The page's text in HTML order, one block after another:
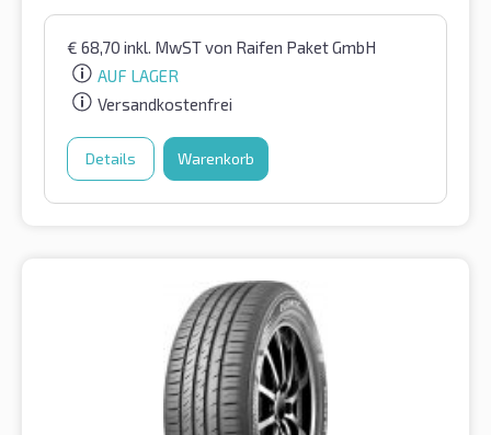
€ 68,70 inkl. MwSTvon Raifen Paket GmbH
AUF LAGER
Versandkostenfrei
Details Warenkorb